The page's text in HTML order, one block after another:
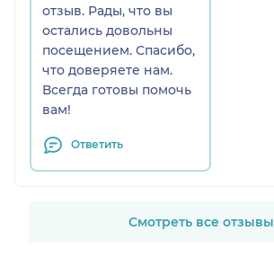
отзыв. Рады, что вы
остались довольны
посещением. Спасибо,
что доверяете нам.
Всегда готовы помочь
вам!
Ответить
Смотреть все отзывы